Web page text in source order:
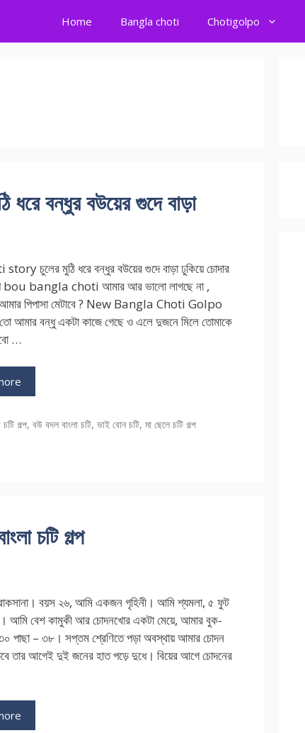
Home Bangla choti Chotigolpo
বন্ধুর বউয়ের গুদে বাড়া
চুলের মুঠি ধরে বন্ধুর বউয়ের গুদে বাড়া ঢুকিয়ে চোদার
bou bangla choti আমার আর ভালো লাগছে না ,
পিপাসা মেটাবে ? New Bangla Choti Golpo
আমার বন্ধু একটা কাজে গেছে ও এলে দুজনে মিলে তোমাকে
…
গল্প,বউ বদল বাংলা চটি,ভাই বোন চটি,মা ছেলে চটি গল্প
চটি গল্প
বয়স ২৬, আমি একজন গৃহিনী। আমি শ্যমলা, ৫ ফুট
আমি বেশ কামুকী আর চোদনখোর একটা মেয়ে, আমার বুক-
পাছা – ৩৮। সপ্তম শ্রেণিতে পড়া অবস্থায় আমার চোদন
তার আগেই দুই জনের হাত পড়ে দুধে। বিয়ের আগে চোদনের